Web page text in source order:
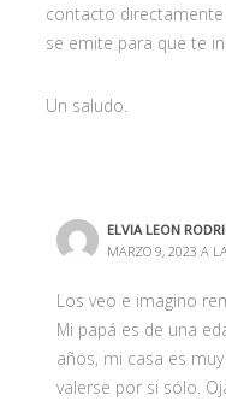
contacto
se emite para que te
Un saludo.
ELVIA LEON
MARZO 9, 2023 A
Los veo e imagino
Mi papá es de una
años, mi casa es
valerse por si sólo.